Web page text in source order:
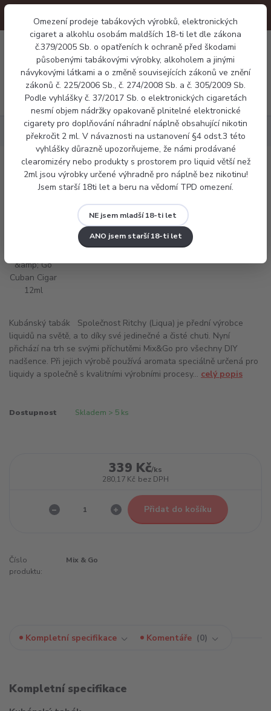
Omezení prodeje tabákových výrobků, elektronických
cigaret a alkohlu osobám maldších 18-ti let dle zákona
č.379/2005 Sb. o opatřeních k ochraně před škodami
působenými tabákovými výrobky, alkoholem a jinými
návykovými látkami a o změně souvisejících zákonů ve znění
zákonů č. 225/2006 Sb., č. 274/2008 Sb. a č. 305/2009 Sb.
Podle vyhlášky č. 37/2017 Sb. o elektronických cigaretách
nesmí objem nádržky opakovaně plnitelné elektronické
cigarety pro doplňování náhradní náplně obsahující nikotin
překročit 2 ml. V návaznosti na ustanovení §4 odst.3 této
vyhlášky důrazně upozorňujeme, že námi prodávané
clearomizéry nebo produkty s prostorem pro liquid větší než
2ml jsou výrobky určené výhradně pro náplně bez nikotinu!
Jsem starší 18ti let a beru na vědomí TPD omezení.
NE jsem mladší 18-ti let
ANO jsem starší 18-ti let
Menu
0 Kč
Náplně Mix & Go Cuban Cigar 12ml
Mix & Go Cuban Cigar 12ml
Kubánský tabák Společnost Ritchy (Liqua) je přední výrobce
liquidů na světě, a to díky své jedinečné a čisté chuti. Nyní
přichází na trh se svými příchutěmi Mix&Go pro všechny DIY
nadšence. Při jejich výrobě používá aromata speciálně určená pro
liquidy a společně s kvalitními výrobními procesy... celý popis
Dostupnost Skladem > 5 ks
339 Kč/ks
280,17 Kč bez DPH
Přidat do košíku
Číslo
produktu:
Mix & Go
Kompletní specifikace Komentáře 0
Kompletní specifikace